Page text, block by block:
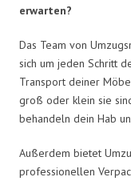
erwarten?
Das Team von
sich um jeden Schritt
Transport deiner
groß oder klein sie
behandeln dein Hab
Außerdem bietet
professionellen